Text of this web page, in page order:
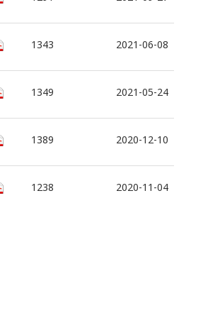
1343 2021-06-08
1349 2021-05-24
1389 2020-12-10
1238 2020-11-04